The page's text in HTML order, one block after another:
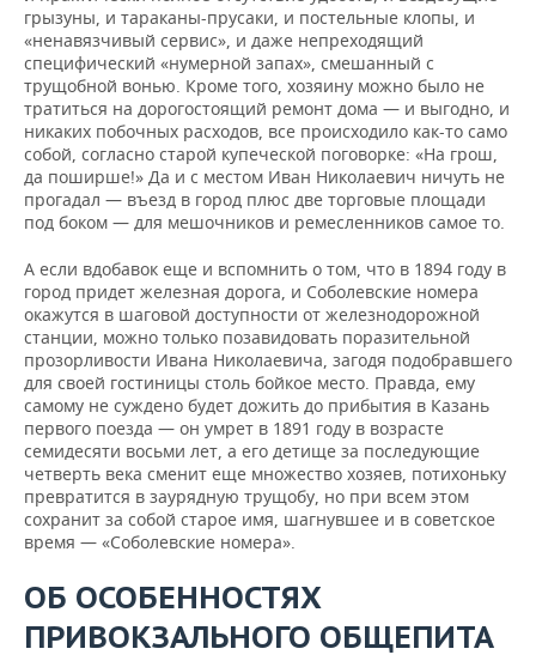
грызуны, и тараканы-прусаки, и постельные клопы, и
«ненавязчивый сервис», и даже непреходящий
специфический «нумерной запах», смешанный с
трущобной вонью. Кроме того, хозяину можно было не
тратиться на дорогостоящий ремонт дома — и выгодно, и
никаких побочных расходов, все происходило как-то само
собой, согласно старой купеческой поговорке: «На грош,
да поширше!» Да и с местом Иван Николаевич ничуть не
прогадал — въезд в город плюс две торговые площади
под боком — для мешочников и ремесленников самое то.
А если вдобавок еще и вспомнить о том, что в 1894 году в
город придет железная дорога, и Соболевские номера
окажутся в шаговой доступности от железнодорожной
станции, можно только позавидовать поразительной
прозорливости Ивана Николаевича, загодя подобравшего
для своей гостиницы столь бойкое место. Правда, ему
самому не суждено будет дожить до прибытия в Казань
первого поезда — он умрет в 1891 году в возрасте
семидесяти восьми лет, а его детище за последующие
четверть века сменит еще множество хозяев, потихоньку
превратится в заурядную трущобу, но при всем этом
сохранит за собой старое имя, шагнувшее и в советское
время — «Соболевские номера».
ОБ ОСОБЕННОСТЯХ
ПРИВОКЗАЛЬНОГО ОБЩЕПИТА